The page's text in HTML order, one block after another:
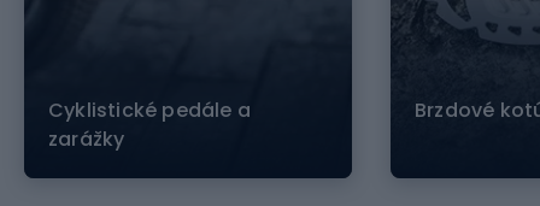
Cyklistické pedále a
zarážky
Brzdové